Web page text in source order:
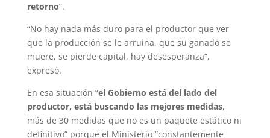
retorno”.
“No hay nada más duro para el productor que ver
que la producción se le arruina, que su ganado se
muere, se pierde capital, hay desesperanza”,
expresó.
En esa situación “el Gobierno está del lado del
productor, está buscando las mejores medidas,
más de 30 medidas que no es un paquete estático ni
definitivo” porque el Ministerio “constantemente